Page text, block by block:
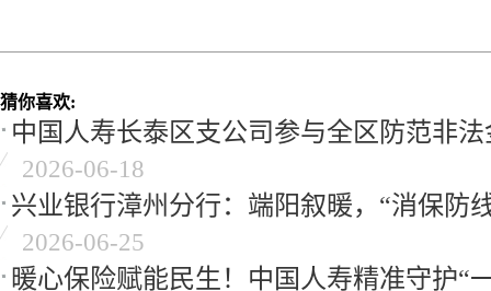
猜你喜欢:
中国人寿长泰区支公司参与全区防范非
2026-06-18
兴业银行漳州分行：端阳叙暖，“消保防
2026-06-25
暖心保险赋能民生！中国人寿精准守护“